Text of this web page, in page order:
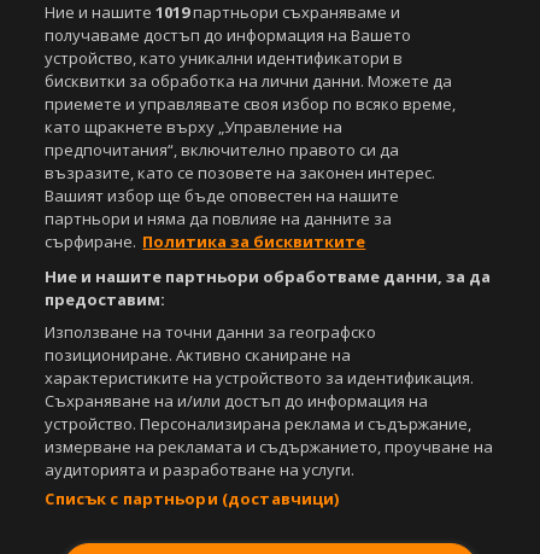
Ние и нашите1019партньори съхраняваме и
получаваме достъп до информация на Вашето
устройство, като уникални идентификатори в
бисквитки за обработка на лични данни. Можете да
приемете и управлявате своя избор по всяко време,
като щракнете върху „Управление на
предпочитания“, включително правото си да
възразите, като се позовете на законен интерес.
Вашият избор ще бъде оповестен на нашите
партньори и няма да повлияе на данните за
сърфиране. Политика за бисквитките
Ние и нашите партньори обработваме данни, за да
предоставим:
Използване на точни данни за географско
позициониране. Активно сканиране на
характеристиките на устройството за идентификация.
Съхраняване на и/или достъп до информация на
устройство. Персонализирана реклама и съдържание,
измерване на рекламата и съдържанието, проучване на
аудиторията и разработване на услуги.
Списък с партньори (доставчици)